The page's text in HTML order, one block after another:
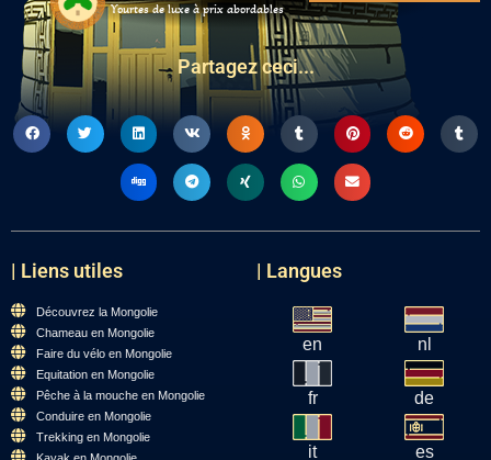
Yourtes de luxe à prix abordables
Partagez ceci...
| Liens utiles
Découvrez la Mongolie
Chameau en Mongolie
Faire du vélo en Mongolie
Equitation en Mongolie
Pêche à la mouche en Mongolie
Conduire en Mongolie
Trekking en Mongolie
| Langues
en nl
fr de
it es